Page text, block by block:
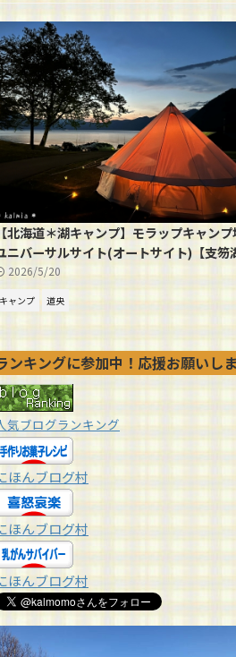
【北海道＊湖キャンプ】モラップキャンプ
ニバーサルサイト(オートサイト)【支笏
2026/5/20
キャンプ 道央
ンキングに参加中！応援お願いし
気ブログランキング
ほんブログ村
ほんブログ村
ほんブログ村